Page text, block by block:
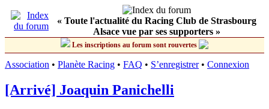
« Toute l'actualité du Racing Club de Strasbourg
Alsace vue par ses supporters »
Les inscriptions au forum sont rouvertes
Association • Planète Racing • FAQ • S’enregistrer• Connexion
[Arrivé] Joaquin Panichelli